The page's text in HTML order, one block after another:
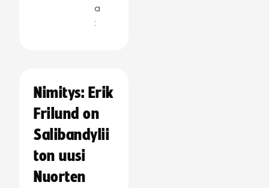
a
:
Nimitys: Erik
Frilund on
Salibandylii
ton uusi
Nuorten